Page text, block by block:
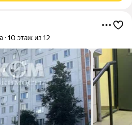
10 этаж из 12